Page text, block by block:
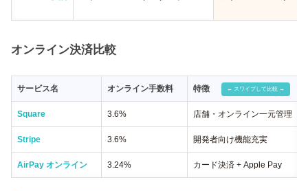
オンライン決済比較
サービス名 オンライン手数料 特徴
Square 3.6% 店舗・オンライン一元管理
Stripe 3.6% 開発者向け機能充実
AirPay オンライン 3.24% カード決済 + Apple Pay